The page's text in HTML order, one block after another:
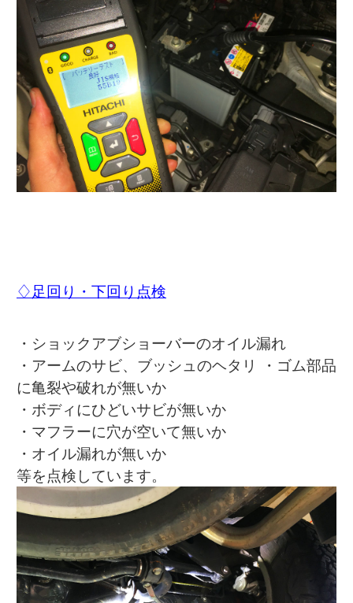
♢足回り・下回り点検
・ショックアブショーバーのオイル漏れ
・アームのサビ、ブッシュのヘタリ ・ゴム部品
に亀裂や破れが無いか
・ボディにひどいサビが無いか
・マフラーに穴が空いて無いか
・オイル漏れが無いか
等を点検しています。